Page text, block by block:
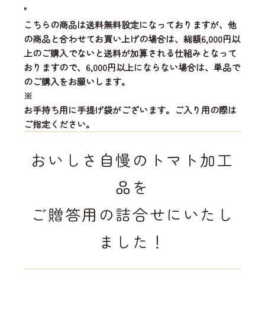
"
こちらの商品は送料無料設定になっておりますが、他
の商品と合わせてお買い上げの場合は、総額6,000円以
上のご購入でないと送料が加算される仕組みとなって
おりますので、6,000円以上にならない場合は、単品で
のご購入をお願いします。
※
お手持ち用に手提げ袋がございます。ご入り用の際は
ご指定ください。
おいしさ自慢のトマト加工
品を
ご贈答用の詰合せにいたし
ました！